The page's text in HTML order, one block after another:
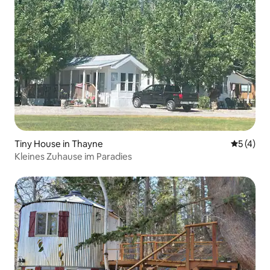
Tiny House in Thayne
5 (4)
Kleines Zuhause im Paradies